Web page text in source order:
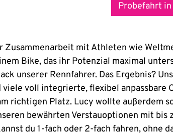
Probefahrt
Zusammenarbeit mit Athleten wie
Bike, das ihr Potenzial maximal
unserer Rennfahrer. Das Ergebnis?
voll integrierte, flexibel anpassbare
richtigen Platz. Lucy wollte außerdem
bewährten Verstauoptionen mit
du 1-fach oder 2-fach fahren, ohne